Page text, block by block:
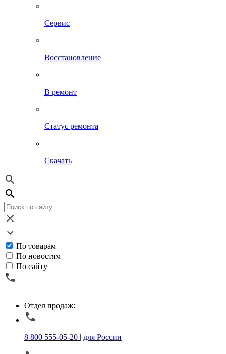
Сервис
Восстановление
В ремонт
Статус ремонта
Скачать
По товарам
По новостям
По сайту
Отдел продаж:
8 800 555-05-20 | для России